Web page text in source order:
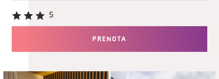
S
PRENOTA